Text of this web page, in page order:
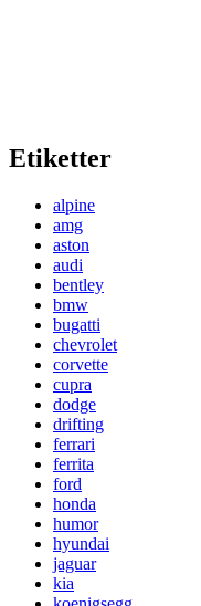
Etiketter
alpine
amg
aston
audi
bentley
bmw
bugatti
chevrolet
corvette
cupra
dodge
drifting
ferrari
ferrita
ford
honda
humor
hyundai
jaguar
kia